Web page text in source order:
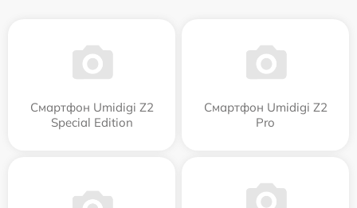
Смартфон Umidigi Z2
Special Edition
Смартфон Umidigi Z2
Pro